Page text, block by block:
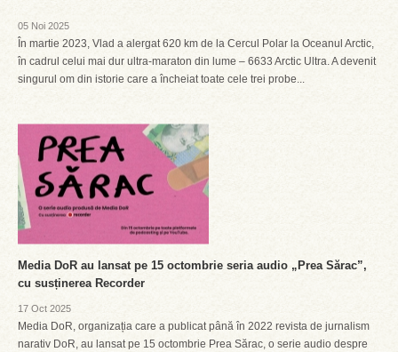
05 Noi 2025
În martie 2023, Vlad a alergat 620 km de la Cercul Polar la Oceanul Arctic,
în cadrul celui mai dur ultra-maraton din lume – 6633 Arctic Ultra. A devenit
singurul om din istorie care a încheiat toate cele trei probe...
Media DoR au lansat pe 15 octombrie seria audio „Prea Sărac”,
cu susținerea Recorder
17 Oct 2025
Media DoR, organizația care a publicat până în 2022 revista de jurnalism
narativ DoR, au lansat pe 15 octombrie Prea Sărac, o serie audio despre